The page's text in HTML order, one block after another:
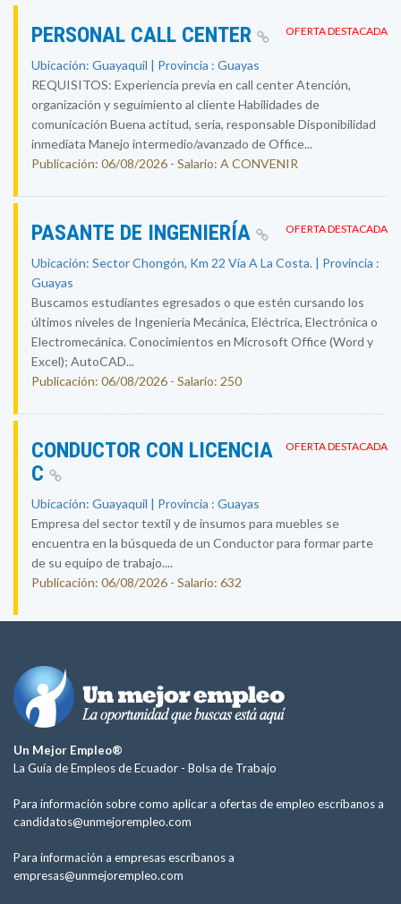
OFERTA DESTACADA
PERSONAL CALL CENTER
Ubicación: Guayaquil | Provincia : Guayas
REQUISITOS: Experiencia previa en call center Atención,
organización y seguimiento al cliente Habilidades de
comunicación Buena actitud, seria, responsable Disponibilidad
inmediata Manejo intermedio/avanzado de Office...
Publicación: 06/08/2026 - Salario: A CONVENIR
OFERTA DESTACADA
PASANTE DE INGENIERÍA
Ubicación: Sector Chongón, Km 22 Vía A La Costa. | Provincia :
Guayas
Buscamos estudiantes egresados o que estén cursando los
últimos niveles de Ingeniería Mecánica, Eléctrica, Electrónica o
Electromecánica. Conocimientos en Microsoft Office (Word y
Excel); AutoCAD...
Publicación: 06/08/2026 - Salario: 250
OFERTA DESTACADA
CONDUCTOR CON LICENCIA
C
Ubicación: Guayaquil | Provincia : Guayas
Empresa del sector textil y de insumos para muebles se
encuentra en la búsqueda de un Conductor para formar parte
de su equipo de trabajo....
Publicación: 06/08/2026 - Salario: 632
Un Mejor Empleo®
La Guía de Empleos de Ecuador - Bolsa de Trabajo
Para información sobre como aplicar a ofertas de empleo escríbanos a
candidatos@unmejorempleo.com
Para información a empresas escríbanos a
empresas@unmejorempleo.com